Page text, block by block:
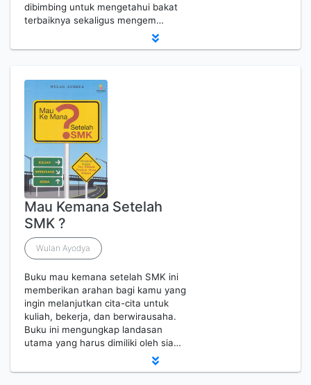
dibimbing untuk mengetahui bakat
terbaiknya sekaligus mengem…
Mau Kemana Setelah
SMK ?
Wulan Ayodya
Buku mau kemana setelah SMK ini
memberikan arahan bagi kamu yang
ingin melanjutkan cita-cita untuk
kuliah, bekerja, dan berwirausaha.
Buku ini mengungkap landasan
utama yang harus dimiliki oleh sia…